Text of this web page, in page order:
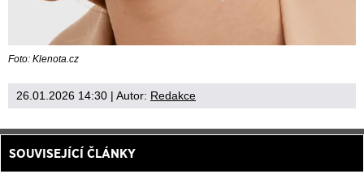
Foto: Klenota.cz
26.01.2026 14:30 | Autor: Redakce
SOUVISEJÍCÍ ČLÁNKY